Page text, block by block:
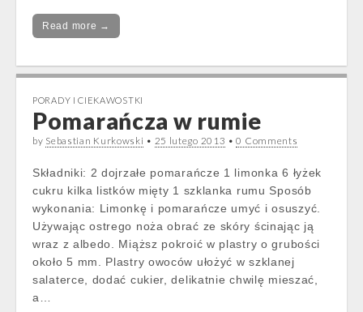
Read more →
PORADY I CIEKAWOSTKI
Pomarańcza w rumie
by Sebastian Kurkowski • 25 lutego 2013 •0 Comments
Składniki: 2 dojrzałe pomarańcze 1 limonka 6 łyżek
cukru kilka listków mięty 1 szklanka rumu Sposób
wykonania: Limonkę i pomarańcze umyć i osuszyć.
Używając ostrego noża obrać ze skóry ścinając ją
wraz z albedo. Miąższ pokroić w plastry o grubości
około 5 mm. Plastry owoców ułożyć w szklanej
salaterce, dodać cukier, delikatnie chwilę mieszać,
a…